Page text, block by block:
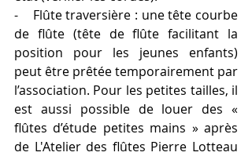
-    Flûte traversière : une tête courbe
de flûte (tête de flûte facilitant la
position pour les jeunes enfants)
peut être prêtée temporairement par
l’association. Pour les petites tailles, il
est aussi possible de louer des «
flûtes d’étude petites mains » après
de L'Atelier des flûtes Pierre Lotteau